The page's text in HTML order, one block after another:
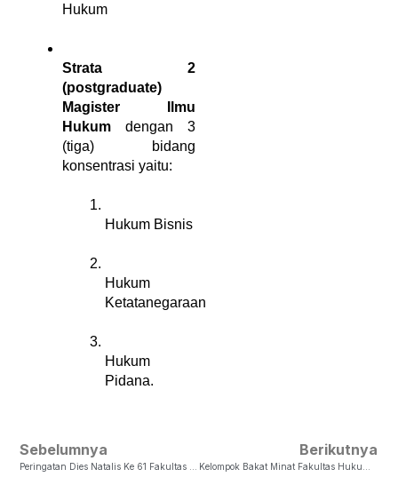
Hukum
Strata 2
(postgraduate)
Magister Ilmu
Hukum dengan 3
(tiga) bidang
konsentrasi yaitu:
Hukum Bisnis
Hukum
Ketatanegaraan
Hukum
Pidana.
Sebelumnya Berikutnya